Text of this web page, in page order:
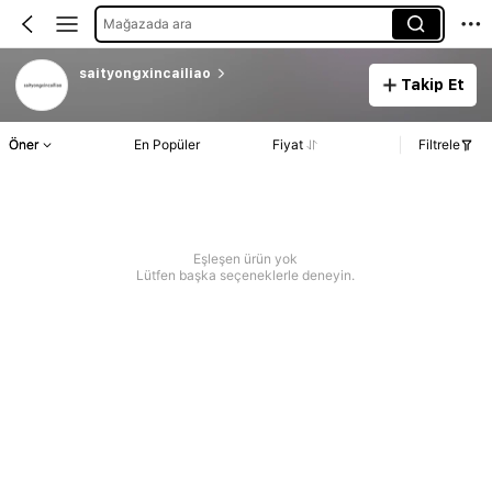
Mağazada ara
saityongxincailiao
Takip Et
Öner En Popüler Fiyat Filtrele
Eşleşen ürün yok
Lütfen başka seçeneklerle deneyin.